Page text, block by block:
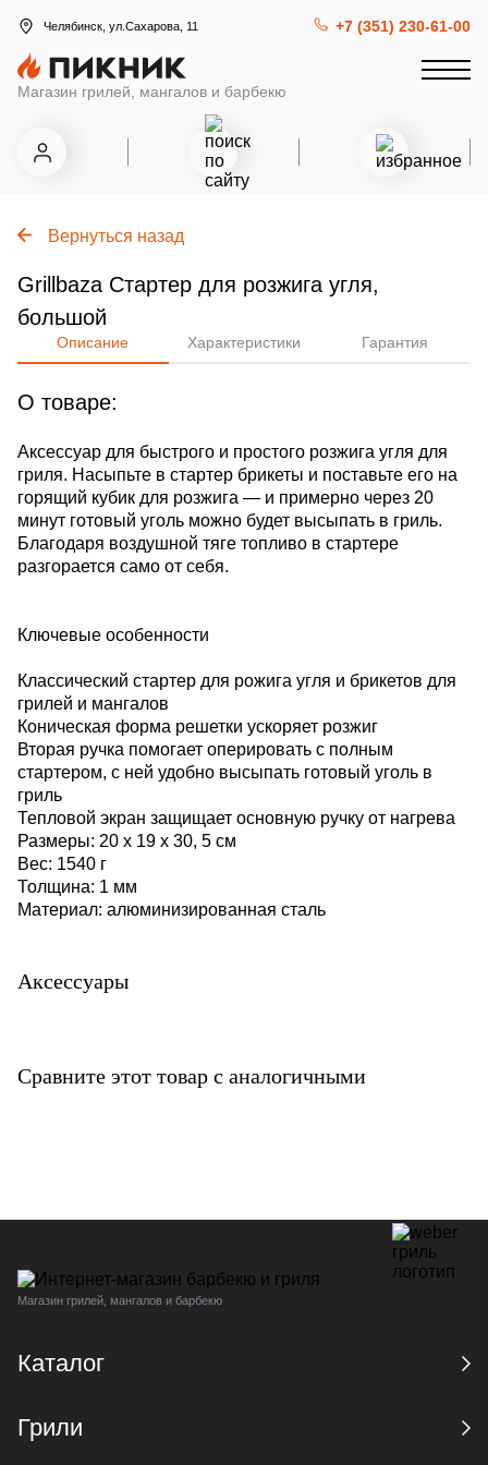
Челябинск, ул.Сахарова, 11 +7 (351) 230-61-00
Магазин грилей, мангалов и барбекю
Вернуться назад
Grillbaza Стартер для розжига угля,
большой
Описание Характеристики Гарантия
О товаре:
Аксессуар для быстрого и простого розжига угля для
гриля. Насыпьте в стартер брикеты и поставьте его на
горящий кубик для розжига — и примерно через 20
минут готовый уголь можно будет высыпать в гриль.
Благодаря воздушной тяге топливо в стартере
разгорается само от себя.
Ключевые особенности
Классический стартер для рожига угля и брикетов для
грилей и мангалов
Коническая форма решетки ускоряет розжиг
Вторая ручка помогает оперировать с полным
стартером, с ней удобно высыпать готовый уголь в
гриль
Тепловой экран защищает основную ручку от нагрева
Размеры: 20 х 19 х 30, 5 см
Вес: 1540 г
Толщина: 1 мм
Материал: алюминизированная сталь
Аксессуары
Сравните этот товар с аналогичными
Магазин грилей, мангалов и барбекю
Каталог
Грили